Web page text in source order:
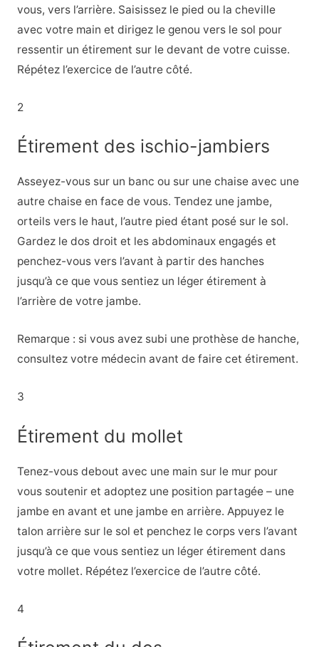
vous, vers l’arrière. Saisissez le pied ou la cheville
avec votre main et dirigez le genou vers le sol pour
ressentir un étirement sur le devant de votre cuisse.
Répétez l’exercice de l’autre côté.
2
Étirement des ischio-jambiers
Asseyez-vous sur un banc ou sur une chaise avec une
autre chaise en face de vous. Tendez une jambe,
orteils vers le haut, l’autre pied étant posé sur le sol.
Gardez le dos droit et les abdominaux engagés et
penchez-vous vers l’avant à partir des hanches
jusqu’à ce que vous sentiez un léger étirement à
l’arrière de votre jambe.
Remarque : si vous avez subi une prothèse de hanche,
consultez votre médecin avant de faire cet étirement.
3
Étirement du mollet
Tenez-vous debout avec une main sur le mur pour
vous soutenir et adoptez une position partagée – une
jambe en avant et une jambe en arrière. Appuyez le
talon arrière sur le sol et penchez le corps vers l’avant
jusqu’à ce que vous sentiez un léger étirement dans
votre mollet. Répétez l’exercice de l’autre côté.
4